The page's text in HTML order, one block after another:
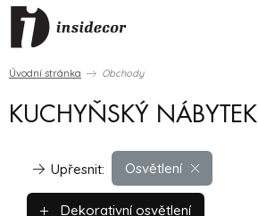
Úvodní stránka Obchody
KUCHYŇSKÝ NÁBYTEK
Osvětlení
Upřesnit:
Dekorativní osvětlení